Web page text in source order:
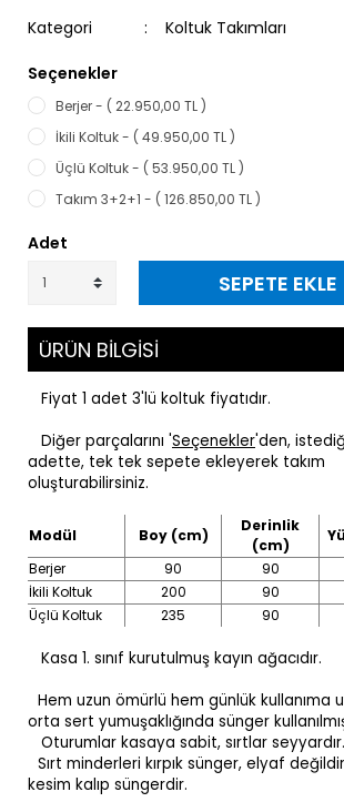
Kategori Koltuk Takımları
Seçenekler
Berjer - ( 22.950,00 TL )
İkili Koltuk - ( 49.950,00 TL )
Üçlü Koltuk - ( 53.950,00 TL )
Takım 3+2+1 - ( 126.850,00 TL )
Adet
SEPETE EKLE
ÜRÜN BİLGİSİ
Fiyat 1 adet 3'lü koltuk fiyatıdır.
Diğer parçalarını 'Seçenekler'den,
adette, tek tek sepete ekleyerek takım
oluşturabilirsiniz.
Modül Boy (cm)
Derinlik
(cm)
Berjer
90 90
İkili Koltuk
200 90
Üçlü Koltuk
235 90
Kasa 1. sınıf kurutulmuş kayın ağacıdır.
Hem uzun ömürlü hem günlük kullanıma
orta sert yumuşaklığında sünger
Oturumlar kasaya sabit, sırtlar seyyardır.
Sırt minderleri kırpık sünger, elyaf
kesim kalıp süngerdir.